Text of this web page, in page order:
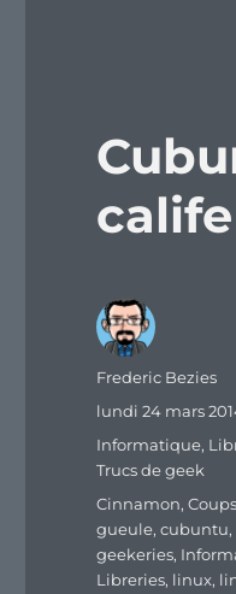
Auteur
Frederic Bezies
Publié
lundi 24 mars
Catégories
Informatique,
Trucs de geek
Étiquettes
Cinnamon,
gueule,cubuntu,
geekeries,
Libreries, linux,